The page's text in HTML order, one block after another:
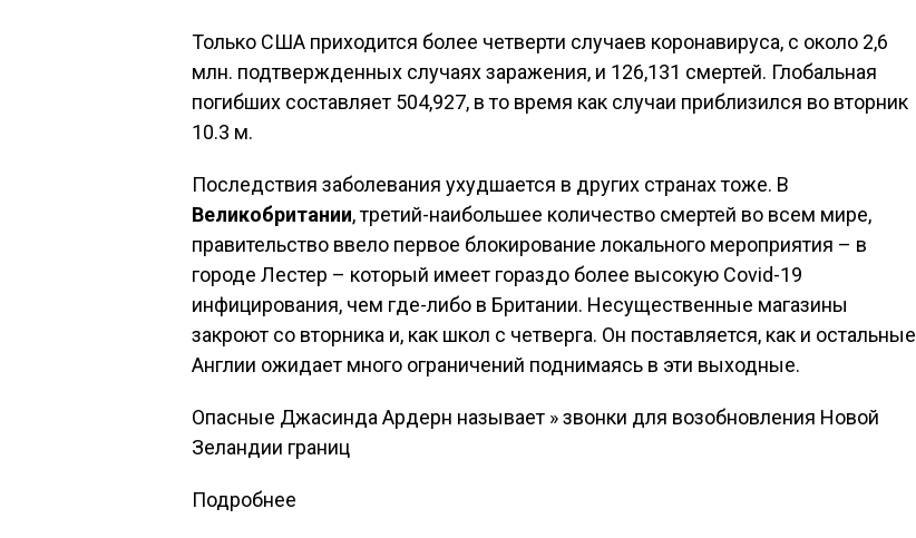
Только США приходится более четверти случаев коронавируса, с около 2,6
млн. подтвержденных случаях заражения, и 126,131 смертей. Глобальная
погибших составляет 504,927, в то время как случаи приблизился во вторник
10.3 м.
Последствия заболевания ухудшается в других странах тоже. В
Великобритании, третий-наибольшее количество смертей во всем мире,
правительство ввело первое блокирование локального мероприятия – в
городе Лестер – который имеет гораздо более высокую Covid-19
инфицирования, чем где-либо в Британии. Несущественные магазины
закроют со вторника и, как школ с четверга. Он поставляется, как и остальные
Англии ожидает много ограничений поднимаясь в эти выходные.
Опасные Джасинда Ардерн называет » звонки для возобновления Новой
Зеландии границ
Подробнее